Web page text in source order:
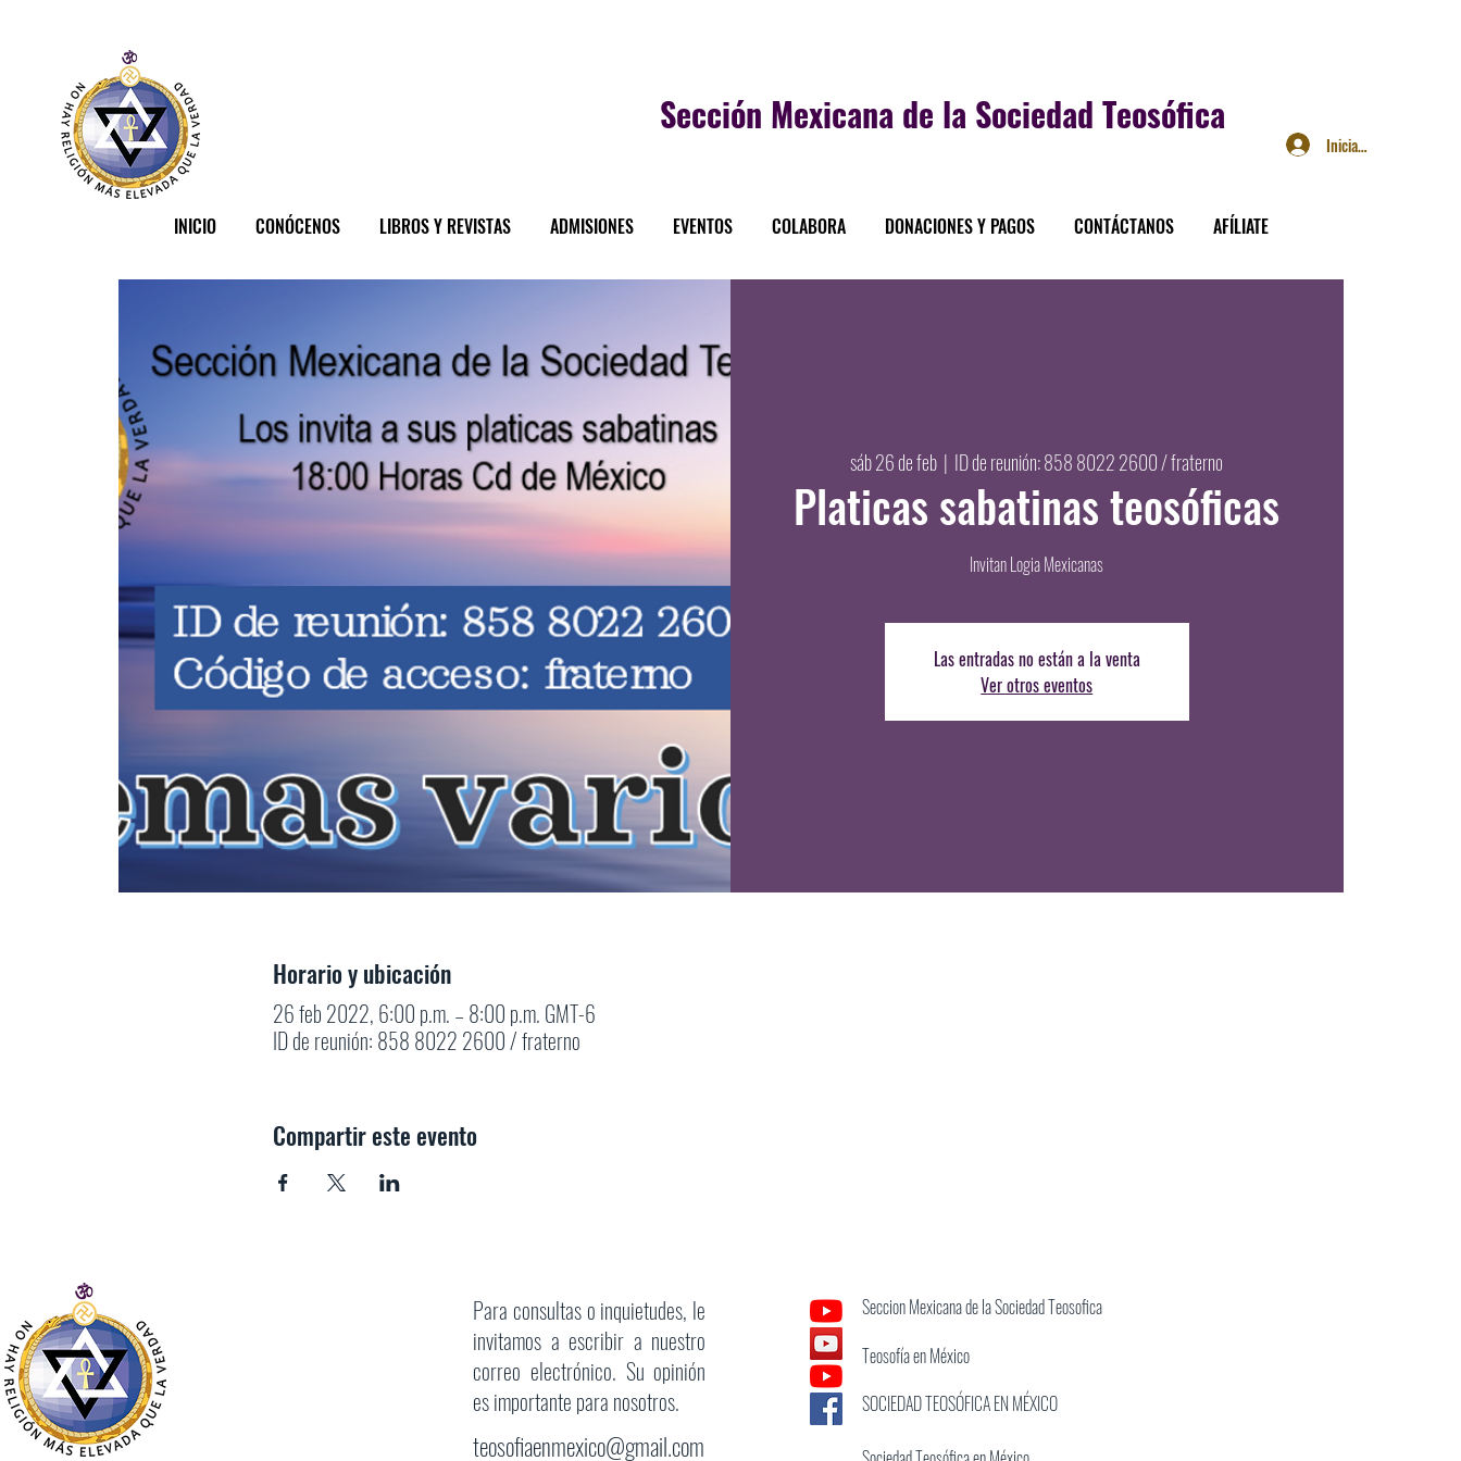
Sección Mexicana de la Sociedad Teosófica
INICIO CONÓCENOS LIBROS Y REVISTAS ADMISIONES EVENTOS COLABORA DONACIONES Y PAGOS CONTÁCTANOS AFÍLIATE
Iniciar sesión
sáb 26 de feb
  |
ID de reunión: 858 8022 2600 / fraterno
Platicas sabatinas teosóficas
Invitan Logia Mexicanas
Las entradas no están a la venta
Ver otros eventos
Horario y ubicación
26 feb 2022, 6:00 p.m. – 8:00 p.m. GMT-6
ID de reunión: 858 8022 2600 / fraterno
Compartir este evento
Para consultas o inquietudes, le
invitamos a escribir a nuestro
correo electrónico. Su opinión
es importante para nosotros.
teosofiaenmexico@gmail.com
Seccion Mexicana de la Sociedad Teosofica
Teosofía en México
SOCIEDAD TEOSÓFICA EN MÉXICO